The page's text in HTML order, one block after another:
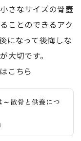
さなサイズの骨壺
ことのできるアク
になって後悔しな
大切です。
こちら
散骨と供養につ